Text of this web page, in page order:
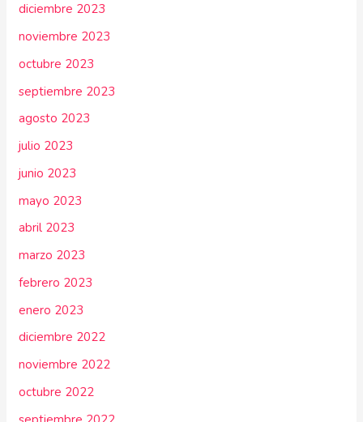
diciembre 2023
noviembre 2023
octubre 2023
septiembre 2023
agosto 2023
julio 2023
junio 2023
mayo 2023
abril 2023
marzo 2023
febrero 2023
enero 2023
diciembre 2022
noviembre 2022
octubre 2022